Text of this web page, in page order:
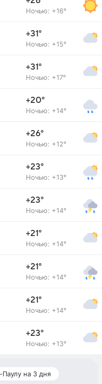
Ночью: +16°
+31°
Ночью: +15°
+31°
Ночью: +17°
+20°
Ночью: +14°
+26°
Ночью: +12°
+23°
Ночью: +13°
+23°
Ночью: +14°
+21°
Ночью: +14°
+21°
Ночью: +14°
+21°
Ночью: +14°
+23°
Ночью: +13°
на 3 дня